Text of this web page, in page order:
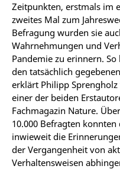
Zeitpunkten, erstmals im
zweites Mal zum
Befragung wurden sie
Wahrnehmungen und
Pandemie zu erinnern.
den tatsächlich
erklärt Philipp
einer der beiden
Fachmagazin Nature.
10.000 Befragten
inwieweit die
der Vergangenheit von
Verhaltensweisen